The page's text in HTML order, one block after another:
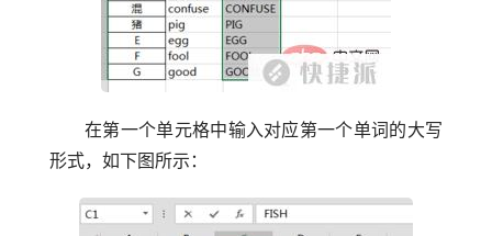
在第一个单元格中输入对应第一个单词的大写
形式，如下图所示：